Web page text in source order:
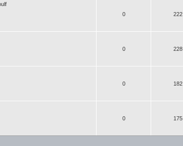
0
222
0
228
0
182
0
175